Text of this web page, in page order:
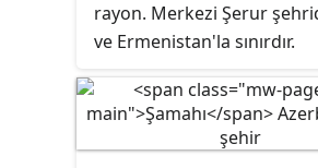
rayon. Merkezi Şerur
ve Ermenistan'la sınırdır.